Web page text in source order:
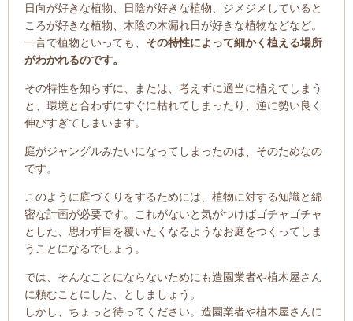
日向が好きな植物、日陰が好きな植物、ジメジメしていると
ころが好きな植物、木陰の木漏れ日が好きな植物などなど。
一言で植物といっても、 その特性によって細かく植える場所
がわかれるのです。
その特性を知らずに、または、考えずに適当に植えてしまう
と、環境と合わずにすぐに枯れてしまったり、逆に勢い良く
伸びすぎてしまいます。
庭がジャングルみたいになってしまったのは、そのためなの
です。
このように庭づくりをするためには、植物に対する知識と綿
密な計画が必要です。これがないと気がつけばゴチャゴチャ
とした、思わず目を覆いたくなるようなお庭をつくってしま
うことになるでしょう。
では、そんなことにならないためにも造園業者や植木屋さん
に頼むことにした、としましょう。
しかし、ちょっと待ってください。造園業者や植木屋さんに